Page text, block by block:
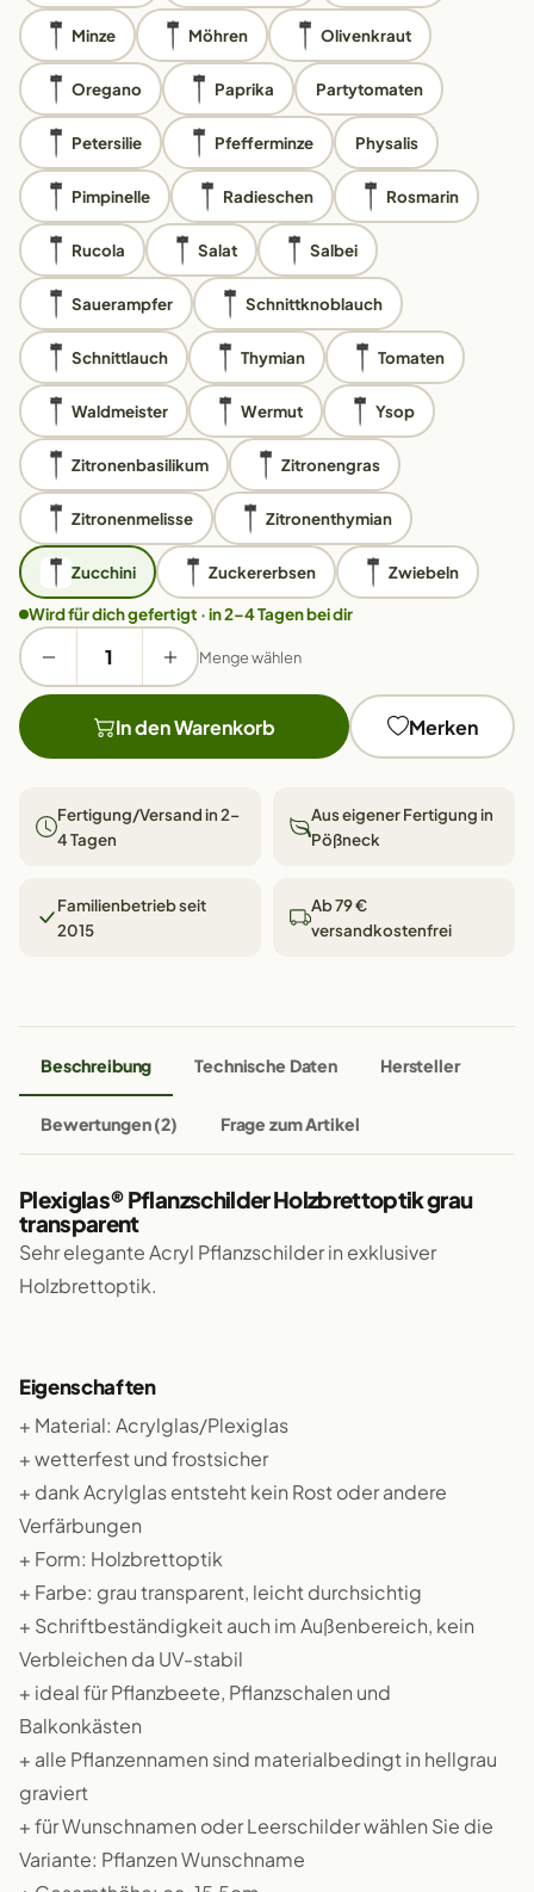
Minze Möhren Olivenkraut
Oregano Paprika Partytomaten
Petersilie Pfefferminze Physalis
Pimpinelle Radieschen Rosmarin
Rucola Salat Salbei
Sauerampfer Schnittknoblauch
Schnittlauch Thymian Tomaten
Waldmeister Wermut Ysop
Zitronenbasilikum Zitronengras
Zitronenmelisse Zitronenthymian
Zucchini Zuckererbsen Zwiebeln
Wird für dich gefertigt · in 2–4 Tagen bei dir
Menge wählen
In den Warenkorb Merken
Fertigung/Versand in 2–
4 Tagen
Aus eigener Fertigung in
Pößneck
Familienbetrieb seit
2015
Ab 79 €
versandkostenfrei
Beschreibung Technische Daten Hersteller
Bewertungen (2) Frage zum Artikel
Plexiglas® Pflanzschilder Holzbrettoptik grau
transparent
Sehr elegante Acryl Pflanzschilder in exklusiver
Holzbrettoptik.
Eigenschaften
+ Material: Acrylglas/Plexiglas
+ wetterfest und frostsicher
+ dank Acrylglas entsteht kein Rost oder andere
Verfärbungen
+ Form: Holzbrettoptik
+ Farbe: grau transparent, leicht durchsichtig
+ Schriftbeständigkeit auch im Außenbereich, kein
Verbleichen da UV-stabil
+ ideal für Pflanzbeete, Pflanzschalen und
Balkonkästen
+ alle Pflanzennamen sind materialbedingt in hellgrau
graviert
+ für Wunschnamen oder Leerschilder wählen Sie die
Variante: Pflanzen Wunschname